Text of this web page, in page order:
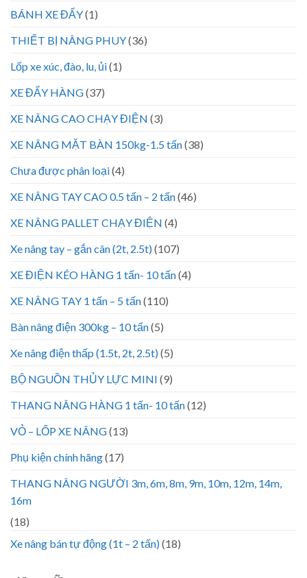
BÁNH XE ĐẨY(1)
THIẾT BỊ NÂNG PHUY(36)
Lốp xe xúc, đào, lu, ủi(1)
XE ĐẨY HÀNG(37)
XE NÂNG CAO CHẠY ĐIỆN (3)
XE NÂNG MẶT BÀN 150kg-1.5 tấn(38)
Chưa được phân loại(4)
XE NÂNG TAY CAO 0.5 tấn – 2 tấn(46)
XE NÂNG PALLET CHẠY ĐIỆN (4)
Xe nâng tay – gắn cân (2t, 2.5t)(107)
XE ĐIỆN KÉO HÀNG 1 tấn- 10 tấn(4)
XE NÂNG TAY 1 tấn – 5 tấn(110)
Bàn nâng điện 300kg – 10 tấn(5)
Xe nâng điện thấp (1.5t, 2t, 2.5t)(5)
BỘ NGUỒN THỦY LỰC MINI (9)
THANG NÂNG HÀNG 1 tấn- 10 tấn(12)
VỎ – LỐP XE NÂNG(13)
Phụ kiện chính hãng(17)
THANG NÂNG NGƯỜI 3m, 6m, 8m, 9m, 10m, 12m, 14m,
16m
(18)
Xe nâng bán tự động (1t – 2 tấn)(18)